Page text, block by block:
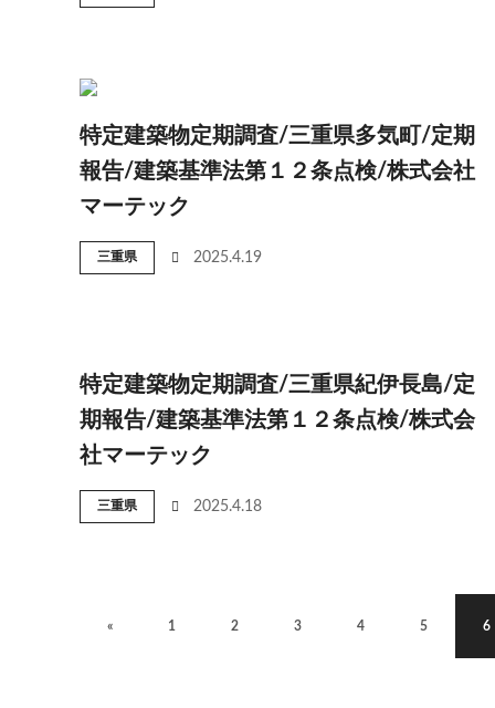
特定建築物定期調査/三重県多気町/定期
報告/建築基準法第１２条点検/株式会社
マーテック
三重県 2025.4.19
特定建築物定期調査/三重県紀伊長島/定
期報告/建築基準法第１２条点検/株式会
社マーテック
三重県 2025.4.18
« 1 2 3 4 5 6